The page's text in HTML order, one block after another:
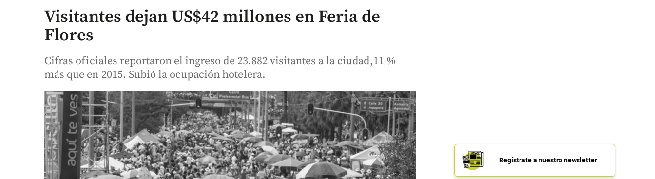
Visitantes dejan US$42 millones en Feria de
Flores
Cifras oficiales reportaron el ingreso de 23.882 visitantes a la ciudad,11 %
más que en 2015. Subió la ocupación hotelera.
Regístrate a nuestro newsletter